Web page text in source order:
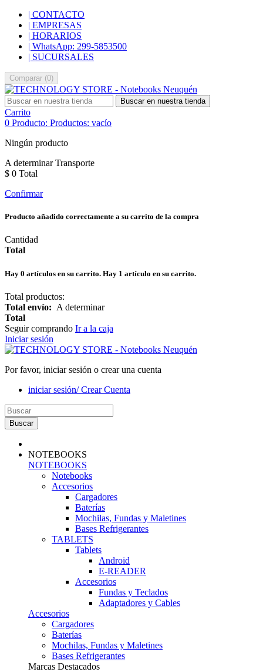
| CONTACTO
| EMPRESAS
| HORARIOS
| WhatsApp: 299-5853500
| SUCURSALES
Comparar (0)
Buscar en nuestra tienda
Carrito
0 Producto: Productos: vacío
Ningún producto
A determinarTransporte
$ 0 Total
Confirmar
Producto añadido correctamente a su carrito de la compra
Cantidad
Total
Hay 0 artículos en su carrito. Hay 1 artículo en su carrito.
Total productos:
Total envío: A determinar
Total
Seguir comprando Ir a la caja
Iniciar sesión
Por favor, iniciar sesión o crear una cuenta
iniciar sesión/ Crear Cuenta
Buscar
NOTEBOOKS
NOTEBOOKS
Notebooks
Accesorios
Cargadores
Baterías
Mochilas, Fundas y Maletines
Bases Refrigerantes
TABLETS
Tablets
Android
E-READER
Accesorios
Fundas y Teclados
Adaptadores y Cables
Accesorios
Cargadores
Baterías
Mochilas, Fundas y Maletines
Bases Refrigerantes
Marcas Destacados